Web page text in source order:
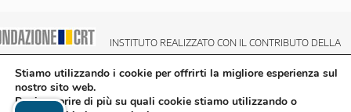
INSTITUTO REALIZZATO CON IL CONTRIBUTO DELLA
Stiamo utilizzando i cookie per offrirti la migliore esperienza sul
nostro sito web.
Puoi scoprire di più su quali cookie stiamo utilizzando o